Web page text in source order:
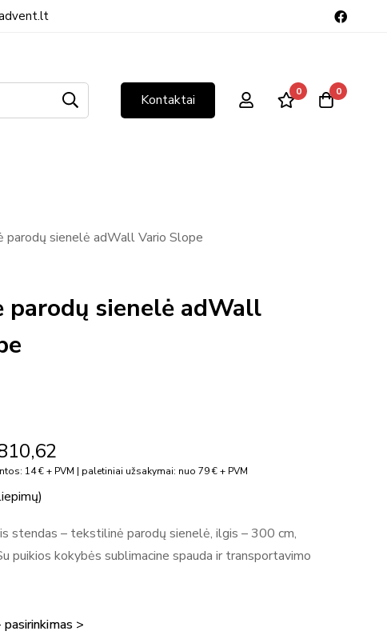
Kontaktai 0 0
parodų sienelė adWall Vario Slope
parodų sienelė adWall
14 € + PVM | paletiniai užsakymai: nuo 79 € + PVM
stendas – tekstilinė parodų sienelė, ilgis – 300 cm,
puikios kokybės sublimacine spauda ir transportavimo
>